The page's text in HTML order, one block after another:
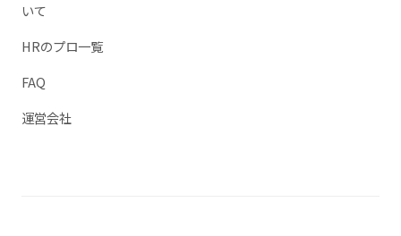
いて
HRのプロ一覧
FAQ
運営会社